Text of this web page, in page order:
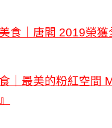
食｜唐閣 2019榮獲
｜最美的粉紅空間